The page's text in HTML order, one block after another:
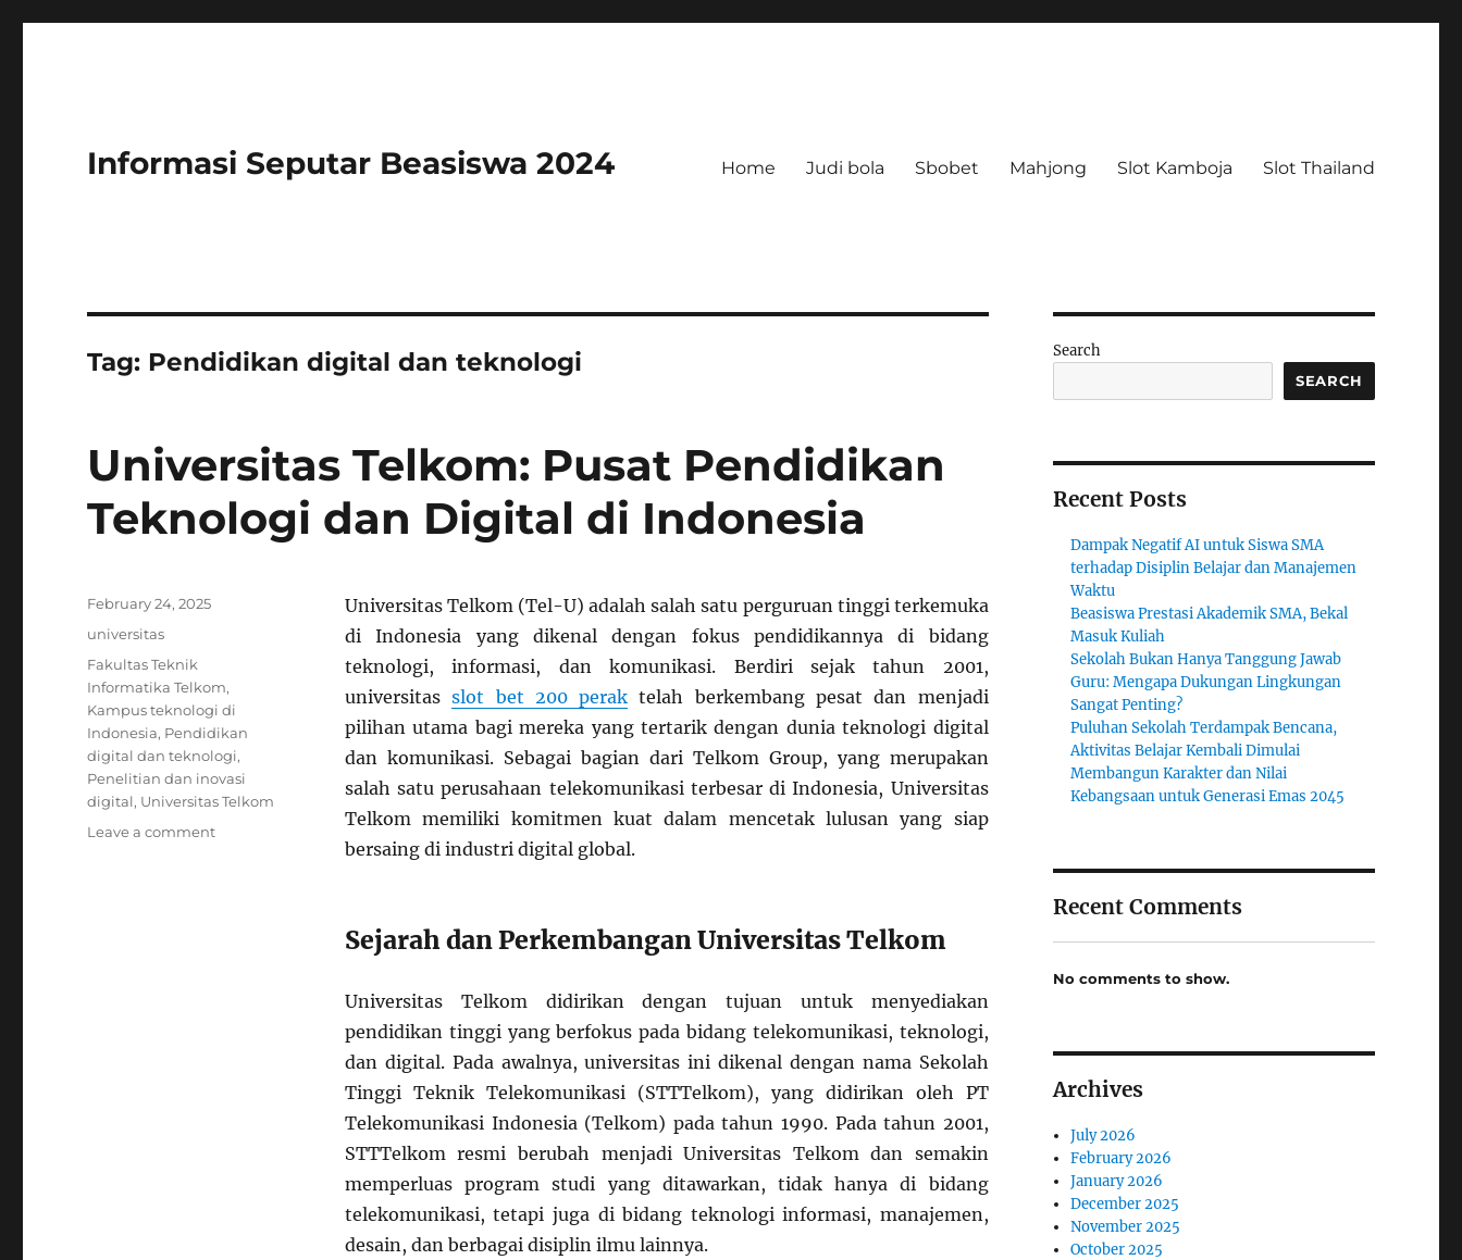
Informasi Seputar Beasiswa 2024 Home Judi bola Sbobet Mahjong Slot Kamboja Slot Thailand
Tag: Pendidikan digital dan teknologi
Universitas Telkom: Pusat Pendidikan
Teknologi dan Digital di Indonesia
Universitas Telkom (Tel-U) adalah salah satu perguruan tinggi terkemuka
di Indonesia yang dikenal dengan fokus pendidikannya di bidang
teknologi, informasi, dan komunikasi. Berdiri sejak tahun 2001,
universitasslot bet 200 perak telah berkembang pesat dan menjadi
pilihan utama bagi mereka yang tertarik dengan dunia teknologi digital
dan komunikasi. Sebagai bagian dari Telkom Group, yang merupakan
salah satu perusahaan telekomunikasi terbesar di Indonesia, Universitas
Telkom memiliki komitmen kuat dalam mencetak lulusan yang siap
bersaing di industri digital global.
Sejarah dan Perkembangan Universitas Telkom
Universitas Telkom didirikan dengan tujuan untuk menyediakan
pendidikan tinggi yang berfokus pada bidang telekomunikasi, teknologi,
dan digital. Pada awalnya, universitas ini dikenal dengan nama Sekolah
Tinggi Teknik Telekomunikasi (STTTelkom), yang didirikan oleh PT
Telekomunikasi Indonesia (Telkom) pada tahun 1990. Pada tahun 2001,
STTTelkom resmi berubah menjadi Universitas Telkom dan semakin
memperluas program studi yang ditawarkan, tidak hanya di bidang
telekomunikasi, tetapi juga di bidang teknologi informasi, manajemen,
desain, dan berbagai disiplin ilmu lainnya.
Posted
February 24, 2025
Categories
universitas
Tags
Fakultas Teknik
Informatika Telkom,
Kampus teknologi di
Indonesia, Pendidikan
digital dan teknologi,
Penelitian dan inovasi
digital, Universitas Telkom
Leave a commenton
Search
SEARCH
Recent Posts
Dampak Negatif AI untuk Siswa SMA
terhadap Disiplin Belajar dan Manajemen
Waktu
Beasiswa Prestasi Akademik SMA, Bekal
Masuk Kuliah
Sekolah Bukan Hanya Tanggung Jawab
Guru: Mengapa Dukungan Lingkungan
Sangat Penting?
Puluhan Sekolah Terdampak Bencana,
Aktivitas Belajar Kembali Dimulai
Membangun Karakter dan Nilai
Kebangsaan untuk Generasi Emas 2045
Recent Comments
No comments to show.
Archives
July 2026
February 2026
January 2026
December 2025
November 2025
October 2025